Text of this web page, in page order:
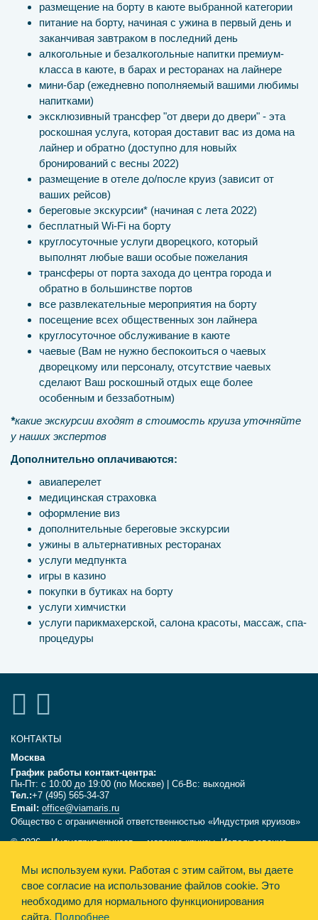
размещение на борту в каюте выбранной категории
питание на борту, начиная с ужина в первый день и
заканчивая завтраком в последний день
алкогольные и безалкогольные напитки премиум-
класса в каюте, в барах и ресторанах на лайнере
мини-бар (ежедневно пополняемый вашими любимы
напитками)
эксклюзивный трансфер "от двери до двери" - эта
роскошная услуга, которая доставит вас из дома на
лайнер и обратно (доступно для новыйх
бронирований с весны 2022)
размещение в отеле до/после круиз (зависит от
ваших рейсов)
береговые экскурсии* (начиная с лета 2022)
бесплатный Wi-Fi на борту
круглосуточные услуги дворецкого, который
выполнят любые ваши особые пожелания
трансферы от порта захода до центра города и
обратно в большинстве портов
все развлекательные мероприятия на борту
посещение всех общественных зон лайнера
круглосуточное обслуживание в каюте
чаевые (Вам не нужно беспокоиться о чаевых
дворецкому или персоналу, отсутствие чаевых
сделают Ваш роскошный отдых еще более
особенным и беззаботным)
*какие экскурсии входят в стоимость круиза уточняйте
у наших экспертов
Дополнительно оплачиваются:
авиаперелет
медицинская страховка
оформление виз
дополнительные береговые экскурсии
ужины в альтернативных ресторанах
услуги медпункта
игры в казино
покупки в бутиках на борту
услуги химчистки
услуги парикмахерской, салона красоты, массаж, спа-
процедуры
КОНТАКТЫ
Москва
График работы контакт-центра:
Пн-Пт: с 10:00 до 19:00 (по Москве) | Сб-Вс: выходной
Тел.:+7 (495) 565-34-37
Email: office@viamaris.ru
Общество с ограниченной ответственностью «Индустрия круизов»
© 2026, «Индустрия круизов» - морские круизы. Использование
разрешения компании «Индустрия круизов». Информация,
размещённая на сайте, несёт справочный характер и не является
офертой.
Политика конфиденциальности
Мы используем куки. Работая с этим сайтом, вы даете
свое согласие на использование файлов cookie. Это
необходимо для нормального функционирования
сайта. Подробнее